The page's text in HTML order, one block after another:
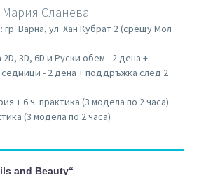
Мария Сланева
Варна, ул. Хан Кубрат 2 (срещу Мол
2D, 3D, 6D и Руски обем - 2 дена +
- 2 дена + поддръжка след 2
+ 6 ч. практика (3 модела по 2 часа)
(3 модела по 2 часа)
and Beauty“